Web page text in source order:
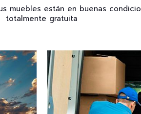
muebles están en buenas
totalmente gratuita